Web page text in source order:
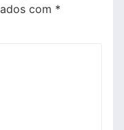
com *